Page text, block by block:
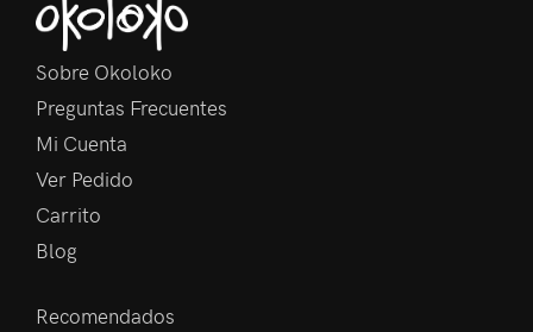
Sobre Okoloko
Preguntas Frecuentes
Mi Cuenta
Ver Pedido
Carrito
Blog
Recomendados